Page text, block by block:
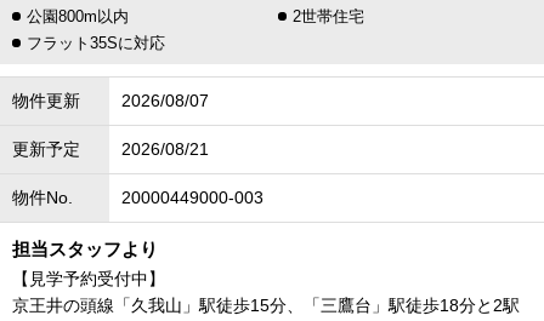
公園800m以内
2世帯住宅
フラット35Sに対応
物件更新 2026/08/07
更新予定 2026/08/21
物件No. 20000449000-003
担当スタッフより
【見学予約受付中】
京王井の頭線「久我山」駅徒歩15分、「三鷹台」駅徒歩18分と2駅